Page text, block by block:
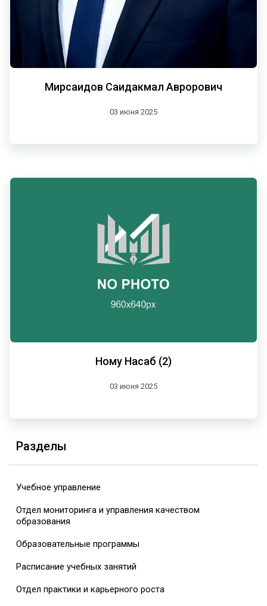
Мирсаидов Саидакмал Аврорович
03 июня 2025
Ному Насаб (2)
03 июня 2025
Разделы
Учебное управление
Отдел мониторинга и управления качеством
образования
Образовательные программы
Расписание учебных занятий
Отдел практики и карьерного роста